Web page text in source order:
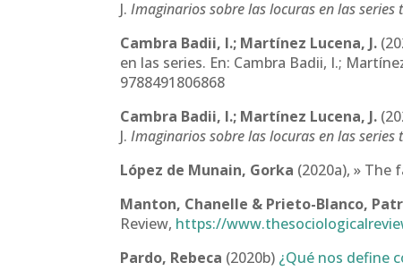
J.Imaginarios sobre las locuras en las series
Cambra Badii, I.; Martínez Lucena, J.
en las series. En: Cambra Badii, I.;
9788491806868
Cambra Badii, I.; Martínez Lucena, J.
J.Imaginarios sobre las locuras en las series
López de Munain, Gorka (2020a), »
Manton, Chanelle & Prieto-Blanco,
Review, https://
Pardo, Rebeca (2020b) ¿Qué nos define